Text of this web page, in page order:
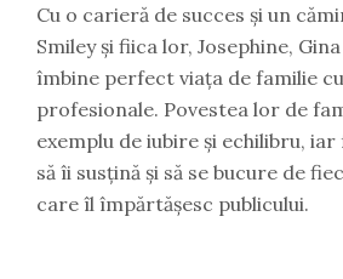
Cu o carieră de succes și un
Smiley și fiica lor, Josephine,
îmbine perfect viața de familie
profesionale. Povestea lor de
exemplu de iubire și echilibru,
să îi susțină și să se bucure de
care îl împărtășesc publicului.